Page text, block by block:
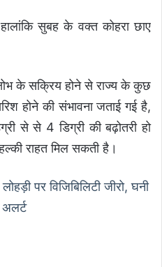
सुबह के वक्त कोहरा छाए
के सक्रिय होने से राज्य के कुछ
होने की संभावना जताई गई है,
से से 4 डिग्री की बढ़ोतरी हो
राहत मिल सकती है।
पर विजिबिलिटी जीरो, घनी